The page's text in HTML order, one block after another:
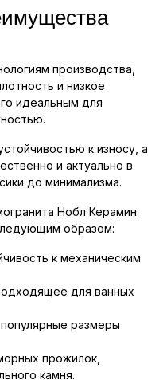
производства,
и низкое
идеальным для
к износу, а
и актуально в
до минимализма.
Нобл Керамин
образом:
к механическим
для ванных
размеры
прожилок,
камня.